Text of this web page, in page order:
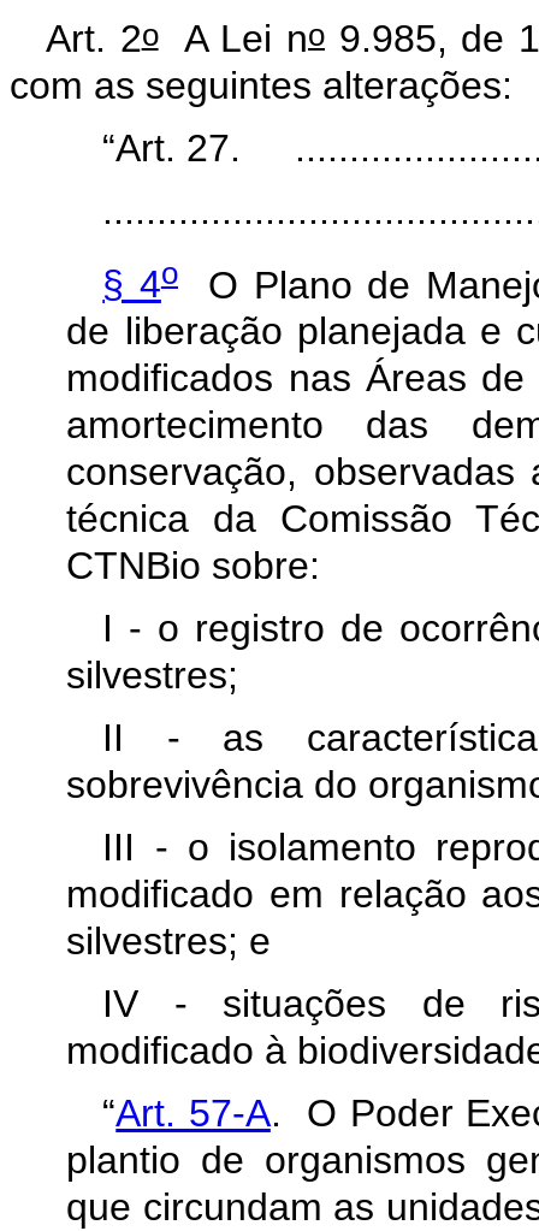
Art. 2oA Lei no 9.985, de
com as seguintes alterações:
“Art. 27.
§ 4oO Plano de
de liberação planejada e
modificados nas Áreas
amortecimento das
conservação,
técnica da Comissão
CTNBio sobre:
I - o registro de
silvestres;
II - as
sobrevivência do
III - o isolamento
modificado em relação
silvestres; e
IV - situações de
modificado à
“Art. 57-A. O Poder
plantio de organismos
que circundam as